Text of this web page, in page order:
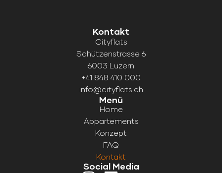
Kontakt
Cityflats
Schützenstrasse 6
6003 Luzern
+41 848 410 000
info@cityflats.ch
Menü
Home
Appartements
Konzept
FAQ
Kontakt
Social Media